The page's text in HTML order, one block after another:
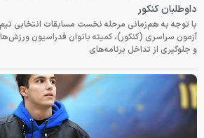
داوطلبان کنکور
با توجه به هم‌زمانی مرحله نخست مسابقات انتخابی تیم
آزمون سراسری (کنکور)، کمیته بانوان فدراسیون
و جلوگیری از تداخل برنامه‌های